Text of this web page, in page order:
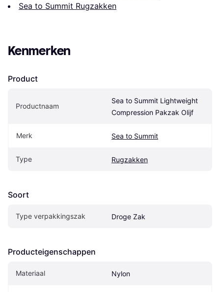
Sea to Summit Rugzakken
Kenmerken
Product
Productnaam
Sea to Summit Lightweight
Compression Pakzak Olijf
Merk Sea to Summit
Type Rugzakken
Soort
Type verpakkingszak Droge Zak
Producteigenschappen
Materiaal Nylon